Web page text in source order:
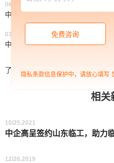
06/18.2021
中企高呈：影响网站建设费用的因
03/17.2021
中企高呈：个性化定制有哪些优势
了解更多
相关
10/25.2021
中企高呈签约山东临工，助力
12/26.2019
免费咨询
隐私条款信息保护中，请放心填写